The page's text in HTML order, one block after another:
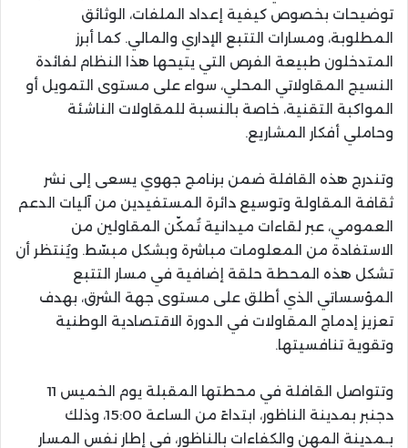
توضيحات بخصوص كيفية إعداد الملفات، الوثائق
المطلوبة، ومسارات التتبع الإداري والمالي. كما أبرز
المتدخلون طبيعة الفرص التي يتيحها هذا النظام لفائدة
النسيج المقاولاتي المحلي، سواء على مستوى التمويل أو
المواكبة التقنية، خاصة بالنسبة للمقاولات الناشئة
وحاملي أفكار المشاريع.
وتندرج هذه القافلة ضمن برنامج جهوي يسعى إلى نشر
ثقافة المقاولة وتوسيع دائرة المستفيدين من آليات الدعم
العمومي، عبر لقاءات ميدانية تُمكّن المقاولين من
الاستفادة من المعلومات مباشرة وبشكل مبسّط. ويُنتظر أن
تشكل هذه المحطة حلقة إضافية في مسار التتبع
المؤسساتي الذي أطلق على مستوى جهة الشرق، بهدف
تعزيز إدماج المقاولات في الدورة الاقتصادية الوطنية
وتقوية تنافسيتها.
وتتواصل القافلة في محطتها المقبلة يوم الخميس 11
دجنبر بمدينة الناظور، ابتداءً من الساعة 15:00، وذلك
بـمدينة المهن والكفاءات بالناظور، في إطار نفس المسار